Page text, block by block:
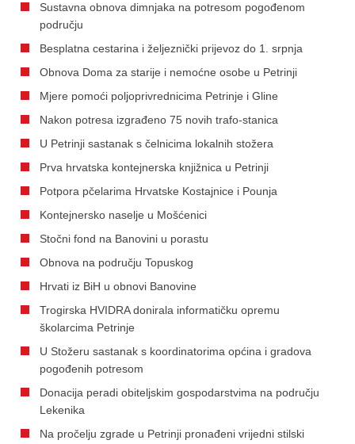
Sustavna obnova dimnjaka na potresom pogođenom
području
Besplatna cestarina i željeznički prijevoz do 1. srpnja
Obnova Doma za starije i nemoćne osobe u Petrinji
Mjere pomoći poljoprivrednicima Petrinje i Gline
Nakon potresa izgrađeno 75 novih trafo-stanica
U Petrinji sastanak s čelnicima lokalnih stožera
Prva hrvatska kontejnerska knjižnica u Petrinji
Potpora pčelarima Hrvatske Kostajnice i Pounja
Kontejnersko naselje u Mošćenici
Stočni fond na Banovini u porastu
Obnova na području Topuskog
Hrvati iz BiH u obnovi Banovine
Trogirska HVIDRA donirala informatičku opremu
školarcima Petrinje
U Stožeru sastanak s koordinatorima općina i gradova
pogođenih potresom
Donacija peradi obiteljskim gospodarstvima na području
Lekenika
Na pročelju zgrade u Petrinji pronađeni vrijedni stilski